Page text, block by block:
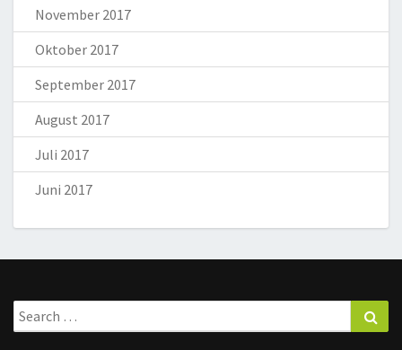
November 2017
Oktober 2017
September 2017
August 2017
Juli 2017
Juni 2017
Search
for: